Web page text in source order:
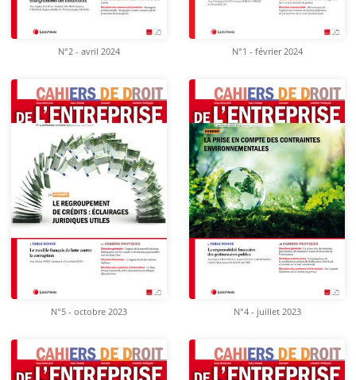
N°2 - avril 2024 N°1 - février 2024
N°5 - octobre 2023 N°4 - juillet 2023